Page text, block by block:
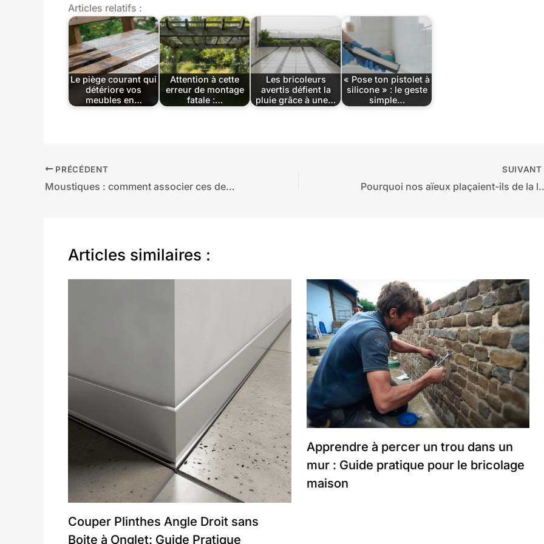
Articles relatifs :
Le piège courant qui
détériore vos
meubles en…
Attention à cette
erreur de montage
fatale :…
Les bricoleurs
avertis défient la
pluie grâce à une…
« Pose ton pistolet à
silicone » : le geste
simple…
PRÉCÉDENT
Moustiques : comment associer ces deux plantes sur votre balcon pour créer une barrière naturelle et efficace
SUIVANT
Pourquoi nos aïeux plaçaient-ils de la lavande
Articles similaires :
Couper Plinthes Angle Droit sans
Boite à Onglet: Guide Pratique
Apprendre à percer un trou dans un
mur : Guide pratique pour le bricolage
maison